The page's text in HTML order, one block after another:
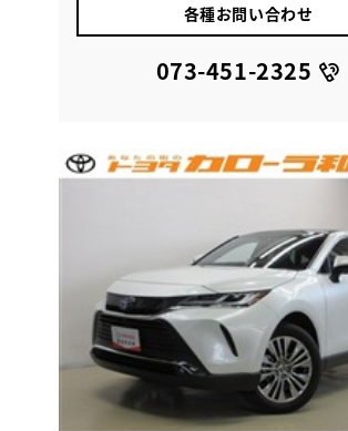
各種お問い合わせ
073-451-2325